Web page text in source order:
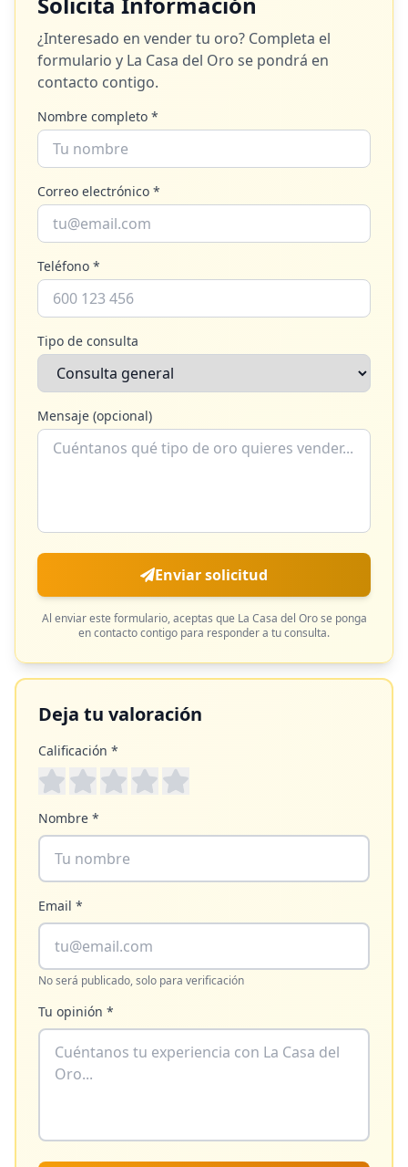
¿Interesado en vender tu oro? Completa el
formulario y La Casa del Oro se pondrá en
contacto contigo.
Nombre completo *
Correo electrónico *
Teléfono *
Tipo de consulta
Mensaje (opcional)
Enviar solicitud
Al enviar este formulario, aceptas que La Casa del Orose ponga
en contacto contigo para responder a tu consulta.
Deja tu valoración
Calificación *
Nombre *
Email *
No será publicado, solo para verificación
Tu opinión *